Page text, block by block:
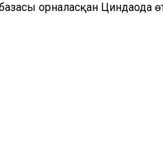
орналасқан Циндаода